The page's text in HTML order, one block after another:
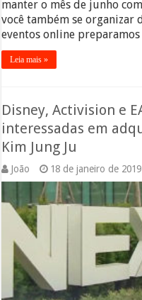
manter o mês de junho
você também se organizar
eventos online
Leia mais »
Disney, Activision e
interessadas em
Kim Jung Ju
João 18 de janeiro de 2019